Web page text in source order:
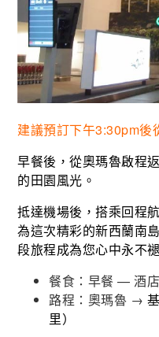
建議預訂下午3:30pm後
早餐後，從奧瑪魯啟程
的田園風光。
抵達機場後，搭乘回程
為這次精彩的新西蘭南
段旅程成為您心中永不
餐食：早餐 — 酒
路程：奧瑪魯 →
里）